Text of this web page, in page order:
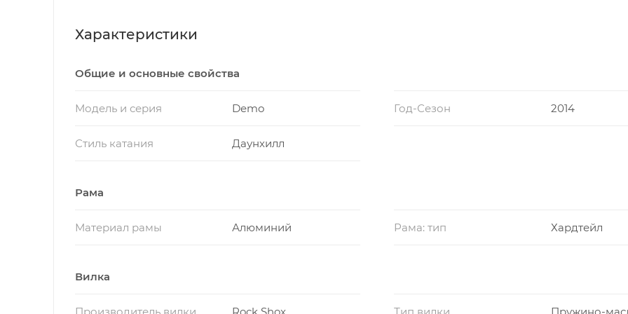
Характеристики
Общие и основные свойства
Модель и серия Demo Год-Сезон 2014
Стиль катания Даунхилл
Рама
Материал рамы Алюминий Рама: тип Хардтейл
Вилка
Производитель вилки Rock Shox Тип вилки Пружино-